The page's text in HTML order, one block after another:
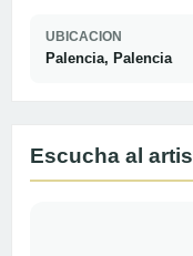
UBICACION
Palencia, Palencia
Escucha al